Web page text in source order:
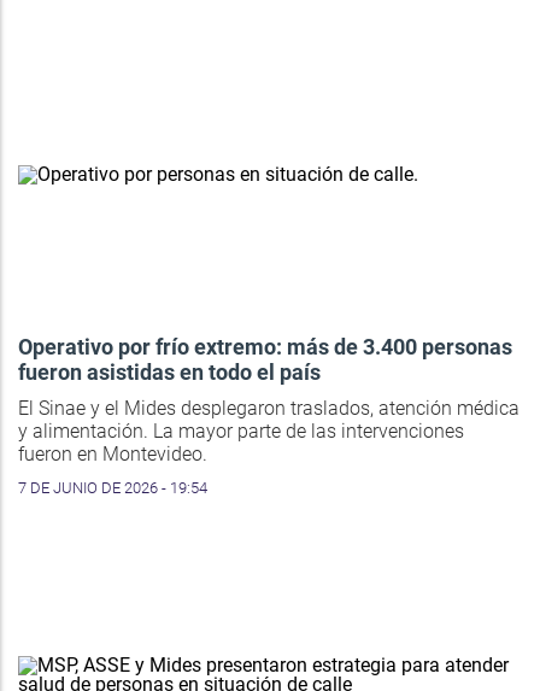
Operativo por frío extremo: más de 3.400 personas
fueron asistidas en todo el país
El Sinae y el Mides desplegaron traslados, atención médica
y alimentación. La mayor parte de las intervenciones
fueron en Montevideo.
7 DE JUNIO DE 2026 - 19:54